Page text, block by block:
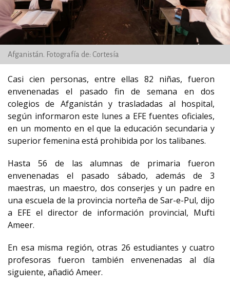
Afganistán. Fotografía de: Cortesía
Casi cien personas, entre ellas 82 niñas, fueron
envenenadas el pasado fin de semana en dos
colegios de Afganistán y trasladadas al hospital,
según informaron este lunes a EFE fuentes oficiales,
en un momento en el que la educación secundaria y
superior femenina está prohibida por los talibanes.
Hasta 56 de las alumnas de primaria fueron
envenenadas el pasado sábado, además de 3
maestras, un maestro, dos conserjes y un padre en
una escuela de la provincia norteña de Sar-e-Pul, dijo
a EFE el director de información provincial, Mufti
Ameer.
En esa misma región, otras 26 estudiantes y cuatro
profesoras fueron también envenenadas al día
siguiente, añadió Ameer.